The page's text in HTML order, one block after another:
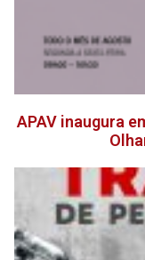
APAV inaugura